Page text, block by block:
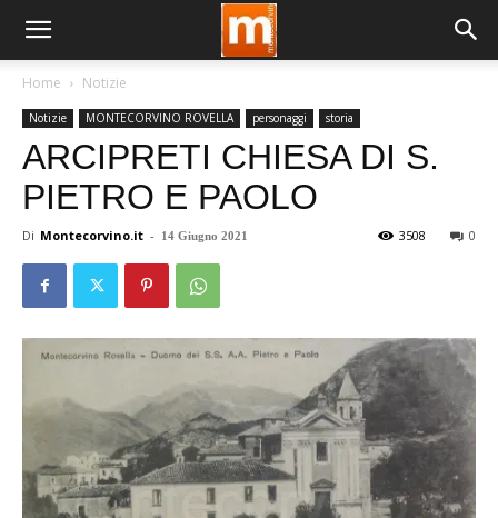
Home Notizie
Notizie MONTECORVINO ROVELLA personaggi storia
ARCIPRETI CHIESA DI S.
PIETRO E PAOLO
Di Montecorvino.it - 14 Giugno 2021 0
3508